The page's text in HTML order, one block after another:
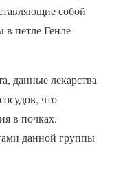
собой
в петле Генле
данные лекарства
что
в почках.
данной группы